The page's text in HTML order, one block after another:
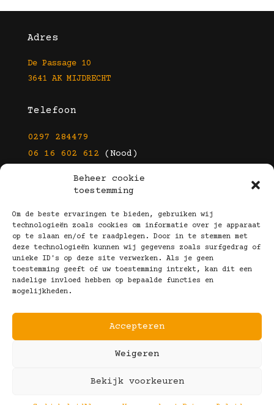
Beheer cookie
toestemming
Om de beste ervaringen te bieden, gebruiken wij
technologieën zoals cookies om informatie over je apparaat
op te slaan en/of te raadplegen. Door in te stemmen met
deze technologieën kunnen wij gegevens zoals surfgedrag of
unieke ID's op deze site verwerken. Als je geen
toestemming geeft of uw toestemming intrekt, kan dit een
nadelige invloed hebben op bepaalde functies en
mogelijkheden.
Accepteren
Weigeren
Bekijk voorkeuren
Adres
De Passage 10
3641 AK MIJDRECHT
Telefoon
0297 284479
06 16 602 612 (Nood)
info@kootbrillen.nl
Volg Ons!
Copyright © 2025 Koot Brillen
Algemene Voorwaarden